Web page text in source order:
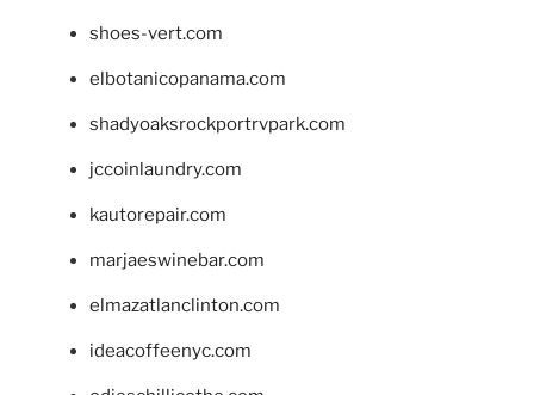
shoes-vert.com
elbotanicopanama.com
shadyoaksrockportrvpark.com
jccoinlaundry.com
kautorepair.com
marjaeswinebar.com
elmazatlanclinton.com
ideacoffeenyc.com